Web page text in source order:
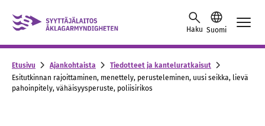
Siirry sisältöön
Haku Suomi
Etusivu Ajankohtaista
Tiedotteet ja kanteluratkaisut
Esitutkinnan rajoittaminen, menettely, perusteleminen, uusi seikka, lievä
pahoinpitely, vähäisyysperuste, poliisirikos